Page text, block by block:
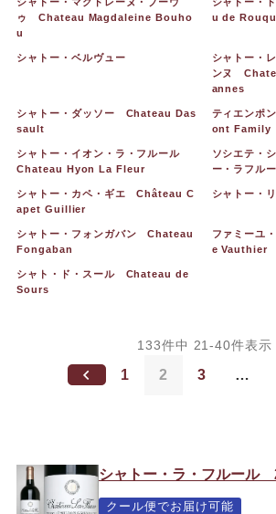
ゥ Chateau Magdaleine Bouho
u
u de
シャトー・ベルヴュー
シャトー・
ンヌ
annes
シャトー・ダッソー Chateau Das
sault
ティエンポ
ont Family
シャトー・イオン・ラ・フルール
Chateau Hyon La Fleur
ソシエテ・
ー・ラフル
シャトー・カペ・ギエ Château C
apet Guillier
シャトー
シャトー・フォンガバン Chateau
Fongaban
ファミーユ
e Vauthier
シャト・ド・スール Chateau de
Sours
133件中 21-40件表示
1 2 3 …
シャトー・ラ・フルール
クール便でお届け可能